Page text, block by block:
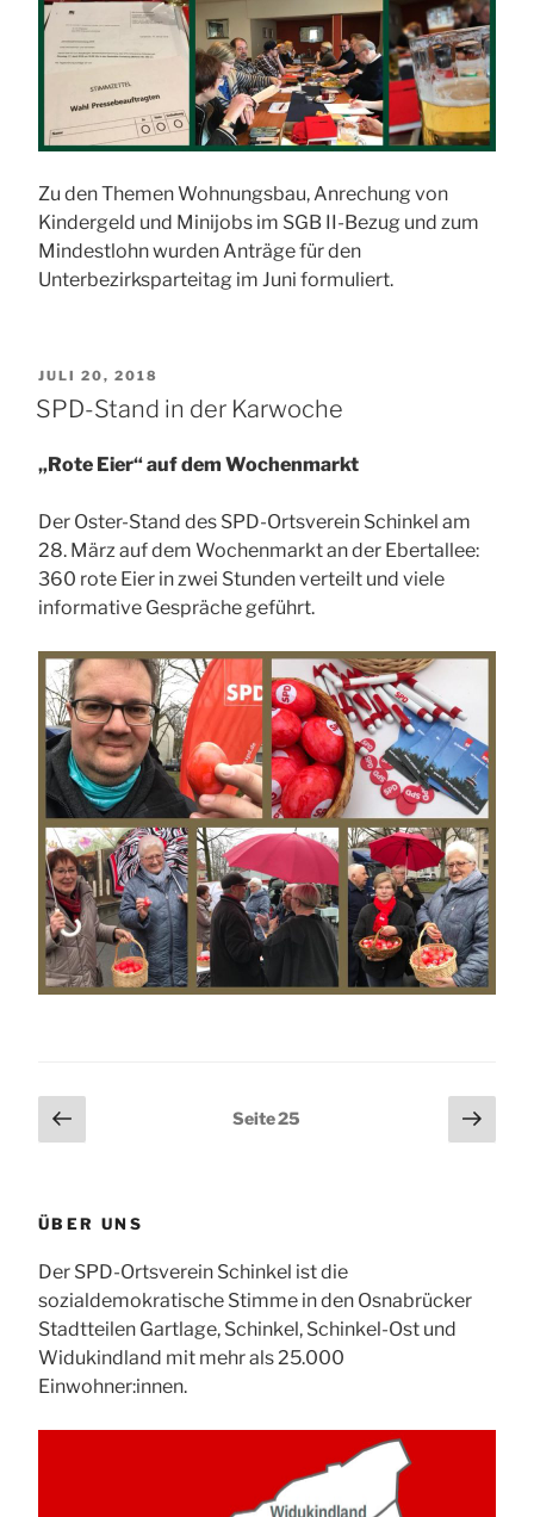
Zu den Themen Wohnungsbau, Anrechung von
Kindergeld und Minijobs im SGB II-Bezug und zum
Mindestlohn wurden Anträge für den
Unterbezirksparteitag im Juni formuliert.
VERÖFFENTLICHT
AM
JULI 20, 2018
SPD-Stand in der Karwoche
„Rote Eier“ auf dem Wochenmarkt
Der Oster-Stand des SPD-Ortsverein Schinkel am
28. März auf dem Wochenmarkt an der Ebertallee:
360 rote Eier in zwei Stunden verteilt und viele
informative Gespräche geführt.
Seitennummerierung
der
Vorherige
Seite
Seite25
ÜBER UNS
Der SPD-Ortsverein Schinkel ist die
sozialdemokratische Stimme in den Osnabrücker
Stadtteilen Gartlage, Schinkel, Schinkel-Ost und
Widukindland mit mehr als 25.000
Einwohner:innen.